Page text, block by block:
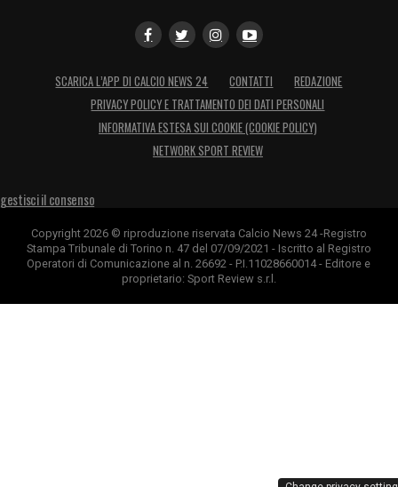
SCARICA L’APP DI CALCIO NEWS 24 CONTATTI
REDAZIONE
PRIVACY POLICY E TRATTAMENTO DEI DATI PERSONALI
INFORMATIVA ESTESA SUI COOKIE (COOKIE POLICY)
NETWORK SPORT REVIEW
gestisci il consenso
Copyright 2026 © riproduzione riservata Calcio News 24 -Registro
Stampa Tribunale di Torino n. 47 del 07/09/2021 - Iscritto al Registro
Operatori di Comunicazione al n. 26692 - P.I.11028660014 - Editore e
proprietario: Sport Review s.r.l.